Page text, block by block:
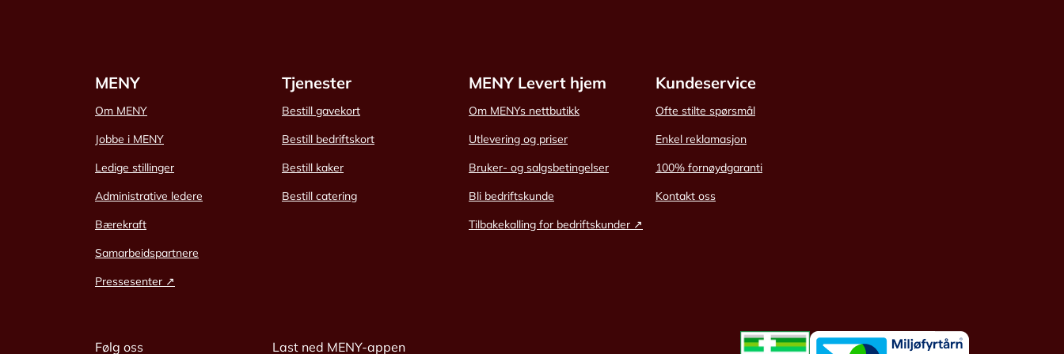
MENY
Om MENY
Jobbe i MENY
Ledige stillinger
Administrative ledere
Bærekraft
Samarbeidspartnere
Pressesenter ↗
Tjenester
Bestill gavekort
Bestill bedriftskort
Bestill kaker
Bestill catering
MENY Levert hjem
Om MENYs nettbutikk
Utlevering og priser
Bruker- og salgsbetingelser
Bli bedriftskunde
Tilbakekalling for bedriftskunder ↗
Kundeservice
Ofte stilte spørsmål
Enkel reklamasjon
100% fornøydgaranti
Kontakt oss
Følg oss Last ned MENY-appen